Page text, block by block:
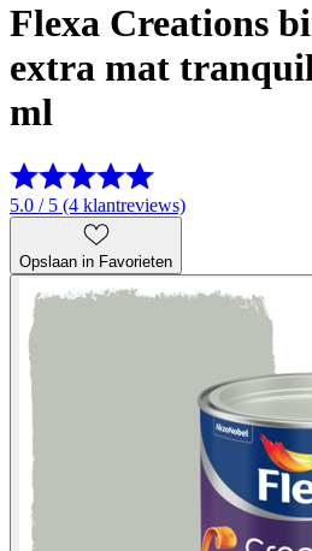
Flexa Creations
extra mat
ml
5.0 / 5 (4 klantreviews)
Opslaan in Favorieten